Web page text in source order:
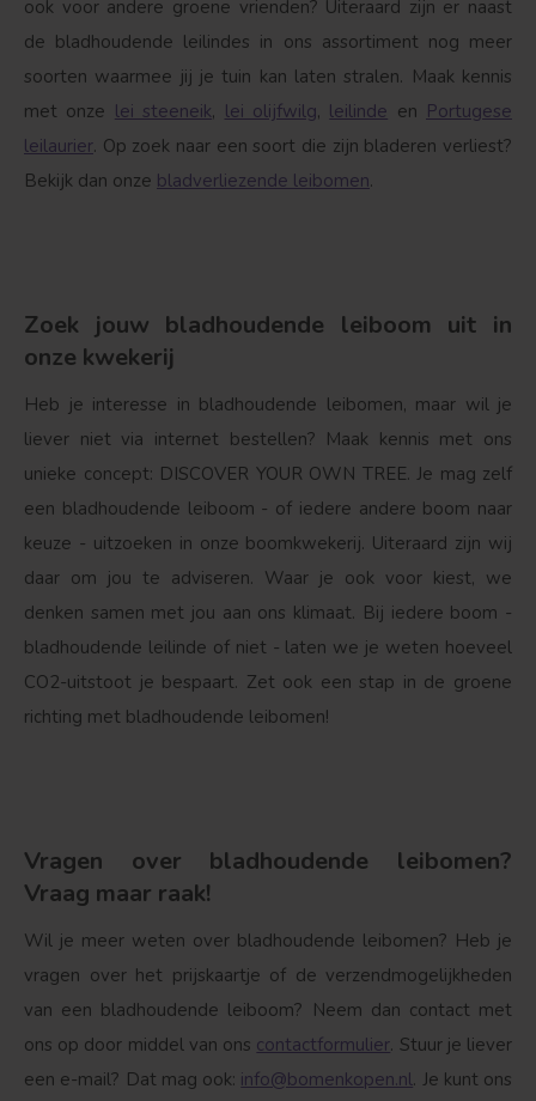
ook voor andere groene vrienden? Uiteraard zijn er naast
de bladhoudende leilindes in ons assortiment nog meer
soorten waarmee jij je tuin kan laten stralen. Maak kennis
met onze lei steeneik, lei olijfwilg, leilinde en Portugese
leilaurier. Op zoek naar een soort die zijn bladeren verliest?
Bekijk dan onze bladverliezende leibomen.
Zoek jouw bladhoudende leiboom uit in
onze kwekerij
Heb je interesse in bladhoudende leibomen, maar wil je
liever niet via internet bestellen? Maak kennis met ons
unieke concept: DISCOVER YOUR OWN TREE. Je mag zelf
een bladhoudende leiboom - of iedere andere boom naar
keuze - uitzoeken in onze boomkwekerij. Uiteraard zijn wij
daar om jou te adviseren. Waar je ook voor kiest, we
denken samen met jou aan ons klimaat. Bij iedere boom -
bladhoudende leilinde of niet - laten we je weten hoeveel
CO2-uitstoot je bespaart. Zet ook een stap in de groene
richting met bladhoudende leibomen!
Vragen over bladhoudende leibomen?
Vraag maar raak!
Wil je meer weten over bladhoudende leibomen? Heb je
vragen over het prijskaartje of de verzendmogelijkheden
van een bladhoudende leiboom? Neem dan contact met
ons op door middel van ons contactformulier. Stuur je liever
een e-mail? Dat mag ook: info@bomenkopen.nl. Je kunt ons
Treurvorm Vruchtdragend